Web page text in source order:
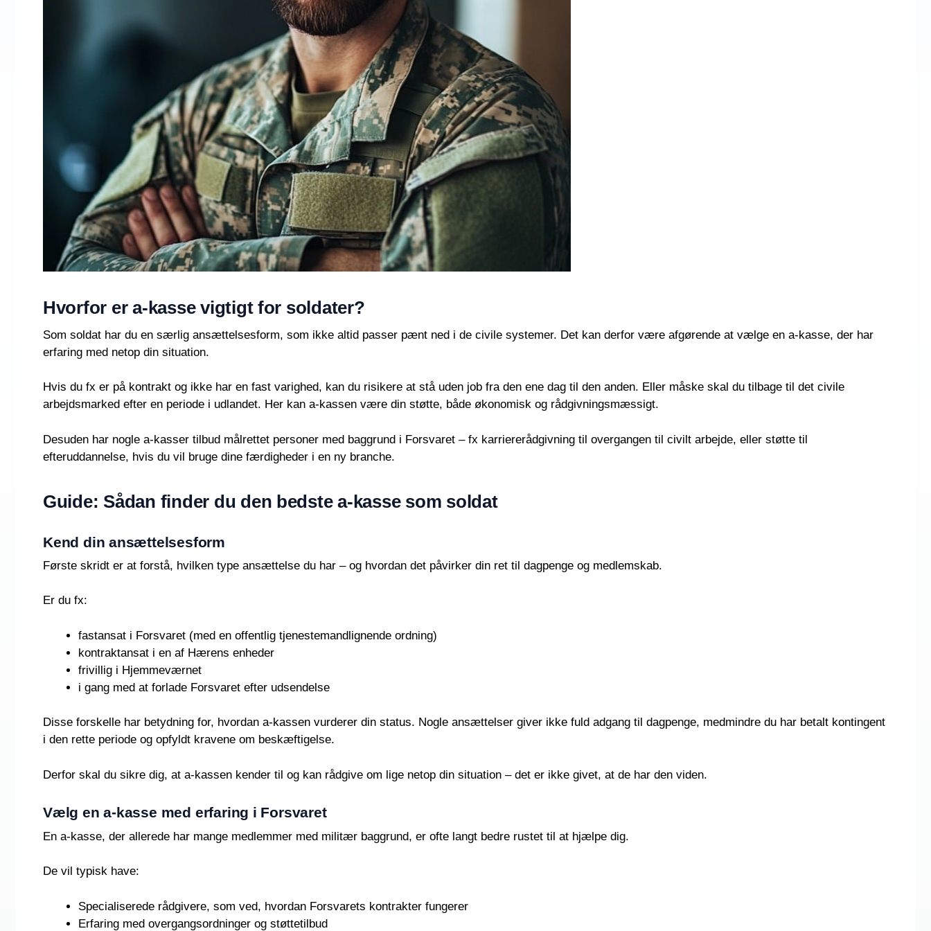
Hvorfor er a-kasse vigtigt for soldater?
Som soldat har du en særlig ansættelsesform, som ikke altid passer pænt ned i de civile systemer. Det kan derfor være afgørende at vælge en a-kasse, der har
erfaring med netop din situation.
Hvis du fx er på kontrakt og ikke har en fast varighed, kan du risikere at stå uden job fra den ene dag til den anden. Eller måske skal du tilbage til det civile
arbejdsmarked efter en periode i udlandet. Her kan a-kassen være din støtte, både økonomisk og rådgivningsmæssigt.
Desuden har nogle a-kasser tilbud målrettet personer med baggrund i Forsvaret – fx karriererådgivning til overgangen til civilt arbejde, eller støtte til
efteruddannelse, hvis du vil bruge dine færdigheder i en ny branche.
Guide: Sådan finder du den bedste a-kasse som soldat
Kend din ansættelsesform
Første skridt er at forstå, hvilken type ansættelse du har – og hvordan det påvirker din ret til dagpenge og medlemskab.
Er du fx:
fastansat i Forsvaret (med en offentlig tjenestemandlignende ordning)
kontraktansat i en af Hærens enheder
frivillig i Hjemmeværnet
i gang med at forlade Forsvaret efter udsendelse
Disse forskelle har betydning for, hvordan a-kassen vurderer din status. Nogle ansættelser giver ikke fuld adgang til dagpenge, medmindre du har betalt kontingent
i den rette periode og opfyldt kravene om beskæftigelse.
Derfor skal du sikre dig, at a-kassen kender til og kan rådgive om lige netop din situation – det er ikke givet, at de har den viden.
Vælg en a-kasse med erfaring i Forsvaret
En a-kasse, der allerede har mange medlemmer med militær baggrund, er ofte langt bedre rustet til at hjælpe dig.
De vil typisk have:
Specialiserede rådgivere, som ved, hvordan Forsvarets kontrakter fungerer
Erfaring med overgangsordninger og støttetilbud